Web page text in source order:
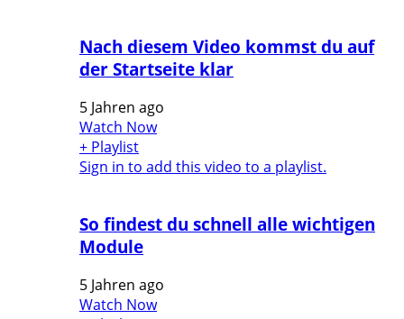
Nach diesem Video kommst du auf
der Startseite klar
5 Jahren ago
Watch Now
+ Playlist
Sign in to add this video to a playlist.
So findest du schnell alle wichtigen
Module
5 Jahren ago
Watch Now